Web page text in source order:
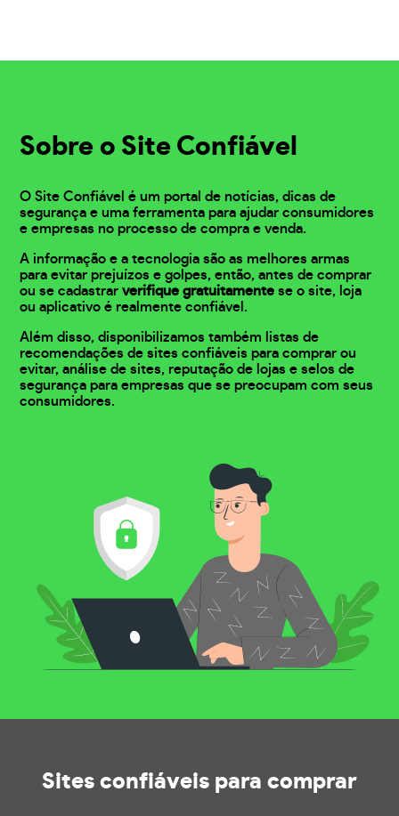
Sobre o Site Confiável
O Site Confiável é um portal de notícias, dicas de
segurança e uma ferramenta para ajudar consumidores
e empresas no processo de compra e venda.
A informação e a tecnologia são as melhores armas
para evitar prejuízos e golpes, então, antes de comprar
ou se cadastrarverifique gratuitamente se o site, loja
ou aplicativo é realmente confiável.
Além disso, disponibilizamos também listas de
recomendações de sites confiáveis para comprar ou
evitar, análise de sites, reputação de lojas e selos de
segurança para empresas que se preocupam com seus
consumidores.
Sites confiáveis para comprar